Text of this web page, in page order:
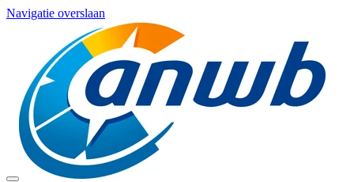
Navigatie overslaan